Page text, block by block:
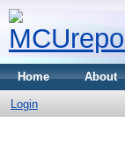
Home About
Login